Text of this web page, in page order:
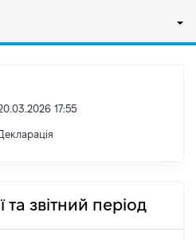
17:55
та звітний період